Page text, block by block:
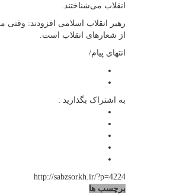
انقلاب می‌شناختند.
رهبر انقلاب اسلامی افزودند:
از شعارهای انقلاب است.
انتهای پیام/
به اشتراک بگذارید :
http://sabzsorkh.ir/?p=4224
برچسب ها